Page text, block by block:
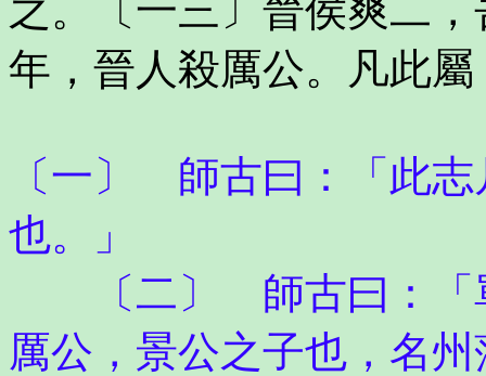
之。〔一三〕晉侯爽二
年，晉人殺厲公。凡此
〔一〕 師古曰：「此
也。」
〔二〕 師古曰：「單
厲公，景公之子也，名